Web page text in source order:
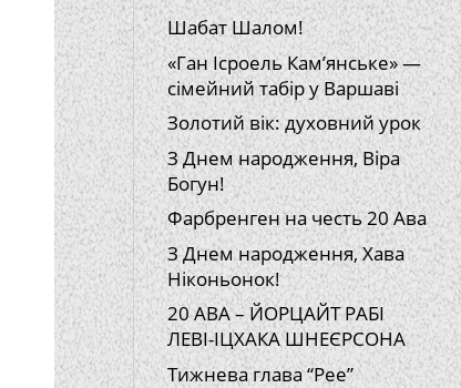
Шабат Шалом!
«Ган Ісроель Кам’янське» —
сімейний табір у Варшаві
Золотий вік: духовний урок
З Днем народження, Віра
Богун!
Фарбренген на честь 20 Ава
З Днем народження, Хава
Ніконьонок!
20 АВА – ЙОРЦАЙТ РАБІ
ЛЕВІ-ІЦХАКА ШНЕЄРСОНА
Тижнева глава “Рее”